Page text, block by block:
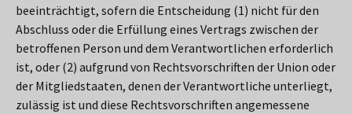
beeinträchtigt, sofern die Entscheidung (1) nicht für den
Abschluss oder die Erfüllung eines Vertrags zwischen der
betroffenen Person und dem Verantwortlichen erforderlich
ist, oder (2) aufgrund von Rechtsvorschriften der Union oder
der Mitgliedstaaten, denen der Verantwortliche unterliegt,
zulässig ist und diese Rechtsvorschriften angemessene